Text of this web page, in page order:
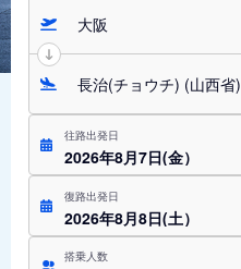
大阪
長治(チョウチ) (山西省)
往路出発日
2026年8月7日(金）
復路出発日
2026年8月8日(土）
搭乗人数